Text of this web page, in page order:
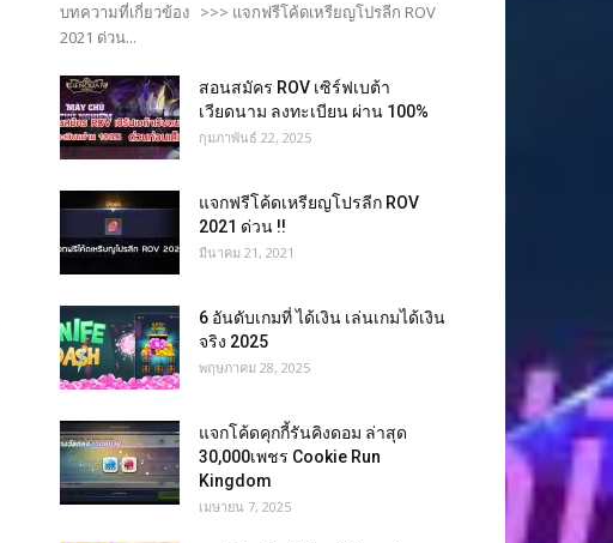
บทความที่เกี่ยวข้อง >>> แจกฟรีโค้ดเหรียญโปรลีก ROV
2021 ด่วน...
สอนสมัคร ROV เซิร์ฟเบต้า
เวียดนาม ลงทะเบียน ผ่าน 100%
กุมภาพันธ์ 22, 2025
แจกฟรีโค้ดเหรียญโปรลีก ROV
2021 ด่วน !!
มีนาคม 21, 2021
6 อันดับเกมที่ ได้เงิน เล่นเกมได้เงิน
จริง 2025
พฤษภาคม 28, 2025
แจกโค้ดคุกกี้รันคิงดอม ล่าสุด
30,000เพชร Cookie Run
Kingdom
เมษายน 7, 2025